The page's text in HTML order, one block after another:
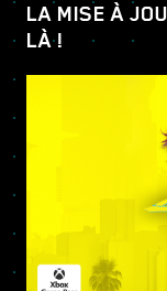
LA MISE À
LÀ !